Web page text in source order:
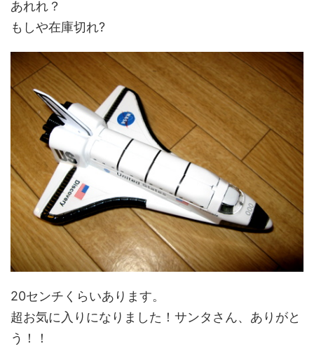
あれれ？
もしや在庫切れ?
20センチくらいあります。
超お気に入りになりました！サンタさん、ありがと
う！！